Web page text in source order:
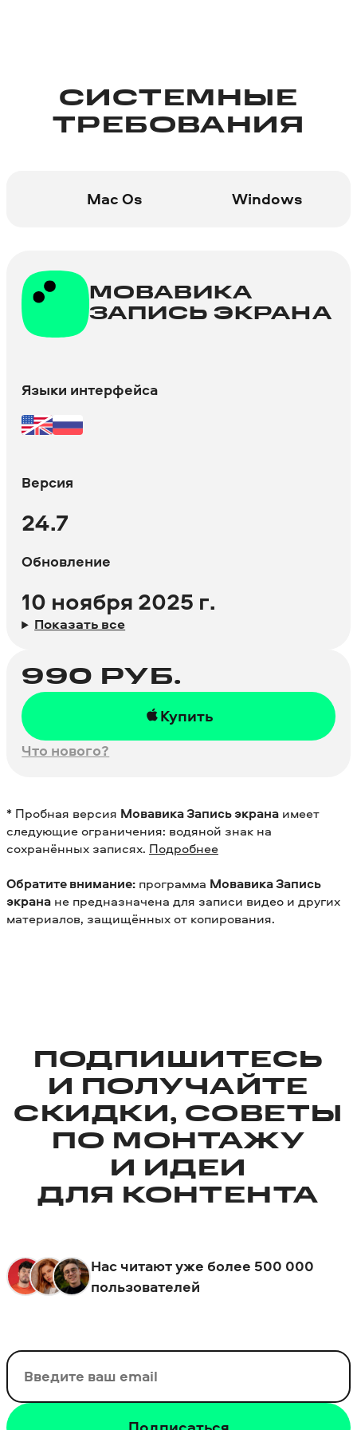
СИСТЕМНЫЕ
ТРЕБОВАНИЯ
Mac Os Windows
МОВАВИКА
ЗАПИСЬ ЭКРАНА
Языки интерфейса
Версия
24.7
Обновление
10 ноября 2025 г.
Показать все
Купить
990 РУБ.
Что нового?
* Пробная версия Мовавика Запись экрана имеет
следующие ограничения: водяной знак на
сохранённых записях. Подробнее
Обратите внимание: программа Мовавика Запись
экрана не предназначена для записи видео и других
материалов, защищённых от копирования.
ПОДПИШИТЕСЬ
И ПОЛУЧАЙТЕ
СКИДКИ, СОВЕТЫ
ПО МОНТАЖУ
И ИДЕИ
ДЛЯ КОНТЕНТА
Нас читают уже более 500 000
пользователей
Ваш email